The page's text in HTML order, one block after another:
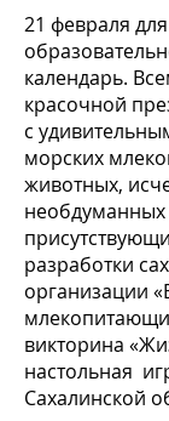
21 февраля
календарь.
красочной
с
морских
животных,
разработки
организации
викторина
настольная
Сахалинской